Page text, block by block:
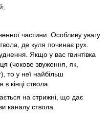
частини. Особливу увагу
де куля починає рух.
Якщо у вас гвинтівка
(чокове звуження, як,
то у неї найбільш
кінці ствола.
на стрижні, що дає
каналу ствола.